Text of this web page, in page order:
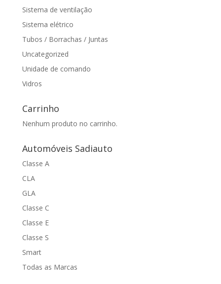
Sistema de ventilação
Sistema elétrico
Tubos / Borrachas / Juntas
Uncategorized
Unidade de comando
Vidros
Carrinho
Nenhum produto no carrinho.
Automóveis Sadiauto
Classe A
CLA
GLA
Classe C
Classe E
Classe S
Smart
Todas as Marcas